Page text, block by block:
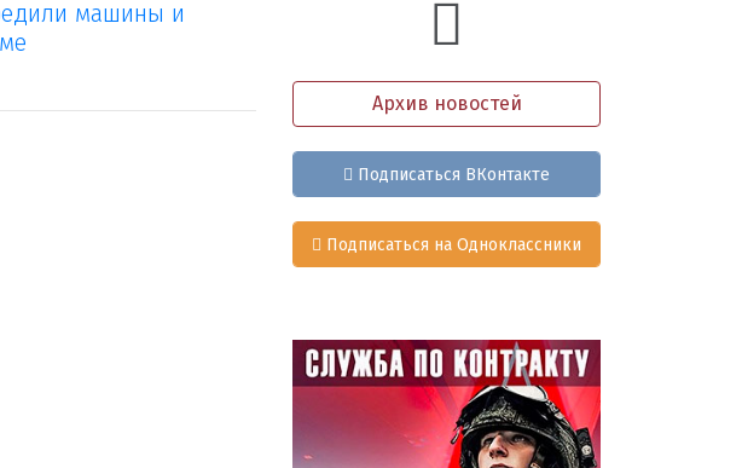
машины и
Архив новостей
Подписаться ВКонтакте
Подписаться на Одноклассники